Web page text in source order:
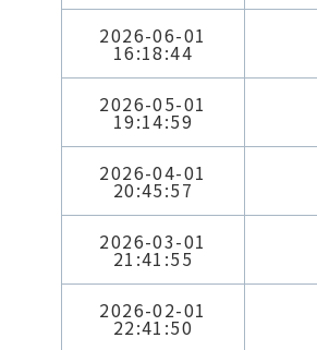
2026-06-01
16:18:44
2026-05-01
19:14:59
2026-04-01
20:45:57
2026-03-01
21:41:55
2026-02-01
22:41:50